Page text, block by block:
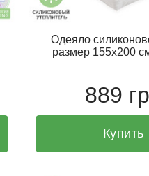
Одеяло
размер 155х200
889
Купить